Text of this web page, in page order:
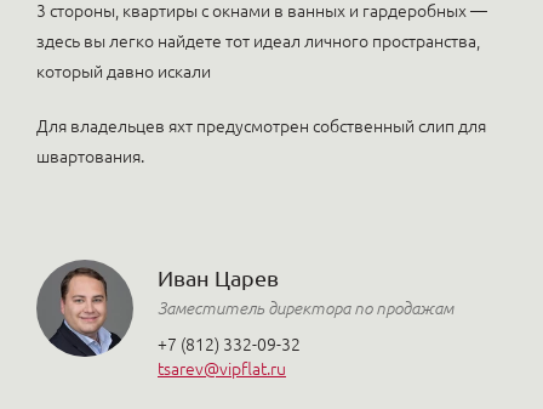
3 стороны, квартиры с окнами в ванных и гардеробных —
здесь вы легко найдете тот идеал личного пространства,
который давно искали
Для владельцев яхт предусмотрен собственный слип для
швартования.
Иван Царев
Заместитель директора по продажам
+7 (812) 332-09-32
tsarev@vipflat.ru